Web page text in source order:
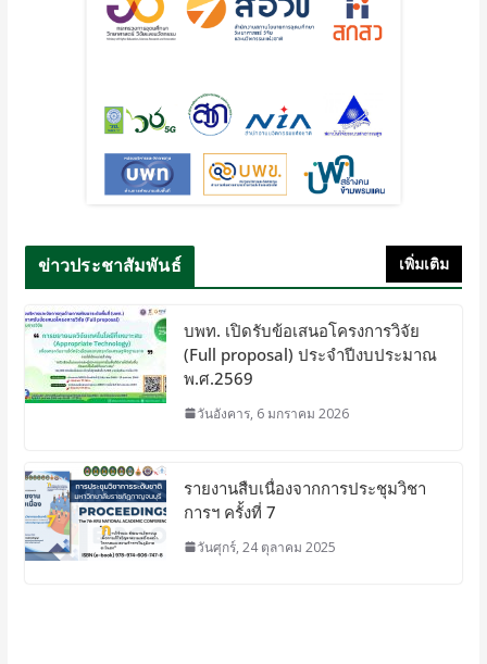
ข่าวประชาสัมพันธ์ เพิ่มเติม
บพท. เปิดรับข้อเสนอโครงการวิจัย
(Full proposal) ประจำปีงบประมาณ
พ.ศ.2569
วันอังคาร, 6 มกราคม 2026
รายงานสืบเนื่องจากการประชุมวิชา
การฯ ครั้งที่ 7
วันศุกร์, 24 ตุลาคม 2025